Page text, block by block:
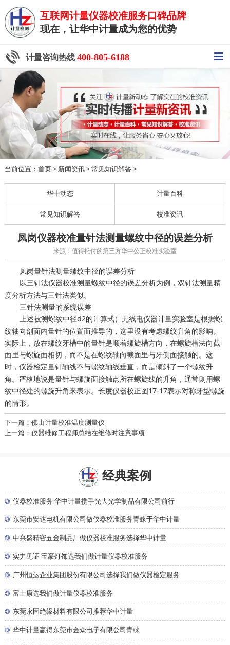
互联网计量仪器校准服务口碑品牌
现在，让华中计量成为您的优势
计量咨询热线 400-805-6188
当前位置： 首页> 新闻资讯> 常见知识解答>
华中动态 计量百科
常见知识解答 校准资讯
凤岗仪器校准量针法测量螺纹中径的误差分析
来源：值得托付的第三方华中公正校准实验室
凤岗量针法测量螺纹中径的误差分析
以三针法仪器校准测量螺纹中径的误差分析为例，双针法测量精
度分析方法与三针法类似。
三针法测量的系统误差
上述被测螺纹中径d2的计算式） 无线电仪器计量实验室是根据螺
纹轴向剖面内量针的位置而推导的，这里没有考虑螺纹升角的影响。
实际上，放在螺纹牙槽中的量针是顺着螺旋槽方向，在螺旋槽法向截
面里与螺旋面相切，而不是在螺纹轴向截面里与牙侧面接触的。这
时， 仪器检定量针轴线不与螺纹轴线垂直，而是倾斜了一个螺纹升
角。严格地说是量针与螺旋面接触点所在螺旋线的升角，通常则用螺
纹中径处的螺旋升角来表示。 长度仪器校正图17-17表示对称牙型螺旋
的情形。
下一篇：佛山计量校准温度测量仪
上一篇：仪器维修工程师总结在维修时注意事项
经典案例
◎ 仪器校准服务 华中计量携手光大光学制品有限公司前行
◎ 东莞市安达电机有限公司做仪器校准服务青睐于华中计量
◎ 中兴盛精密五金制品厂做仪器校准服务选择华中计量
◎ 实力见证 宝豪灯饰选我们做计量仪器校准服务
◎ 广州恒运企业集团股份有限公司选择我们做仪器检定服务
◎ 富士康选我们做计量仪器校准服务
◎ 东莞永固绝缘材料有限公司推荐华中计量
◎ 华中计量赢得东莞市金众电子有限公司青睐